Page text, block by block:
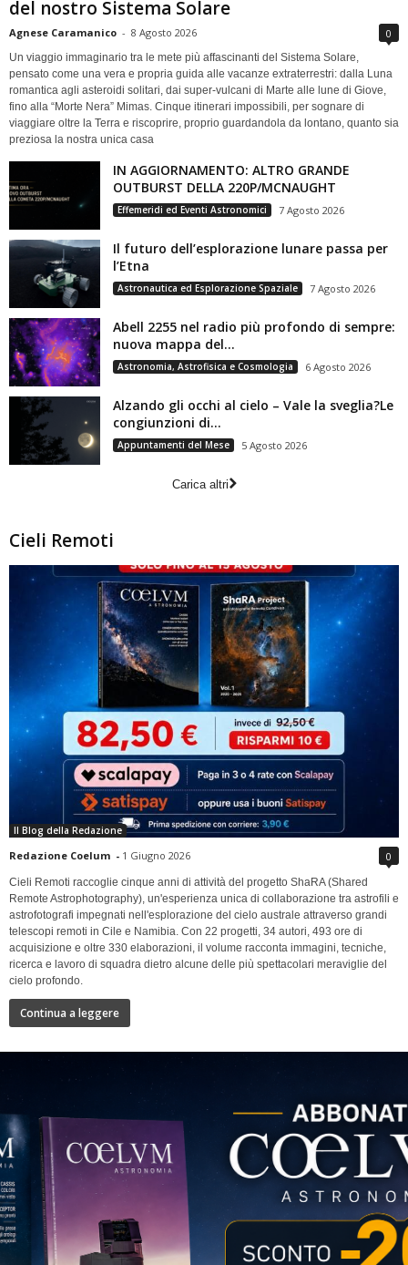
del nostro Sistema Solare
Agnese Caramanico - 8 Agosto 2026 0
Un viaggio immaginario tra le mete più affascinanti del Sistema Solare,
pensato come una vera e propria guida alle vacanze extraterrestri: dalla Luna
romantica agli asteroidi solitari, dai super-vulcani di Marte alle lune di Giove,
fino alla “Morte Nera” Mimas. Cinque itinerari impossibili, per sognare di
viaggiare oltre la Terra e riscoprire, proprio guardandola da lontano, quanto sia
preziosa la nostra unica casa
IN AGGIORNAMENTO: ALTRO GRANDE
OUTBURST DELLA 220P/MCNAUGHT
Effemeridi ed Eventi Astronomici 7 Agosto 2026
Il futuro dell’esplorazione lunare passa per
l’Etna
Astronautica ed Esplorazione Spaziale 7 Agosto 2026
Abell 2255 nel radio più profondo di sempre:
nuova mappa del...
Astronomia, Astrofisica e Cosmologia 6 Agosto 2026
Alzando gli occhi al cielo – Vale la sveglia?Le
congiunzioni di...
Appuntamenti del Mese 5 Agosto 2026
Carica altri
Cieli Remoti
Il Blog della Redazione
Redazione Coelum - 1 Giugno 2026 0
Cieli Remoti raccoglie cinque anni di attività del progetto ShaRA (Shared
Remote Astrophotography), un'esperienza unica di collaborazione tra astrofili e
astrofotografi impegnati nell'esplorazione del cielo australe attraverso grandi
telescopi remoti in Cile e Namibia. Con 22 progetti, 34 autori, 493 ore di
acquisizione e oltre 330 elaborazioni, il volume racconta immagini, tecniche,
ricerca e lavoro di squadra dietro alcune delle più spettacolari meraviglie del
cielo profondo.
Continua a leggere